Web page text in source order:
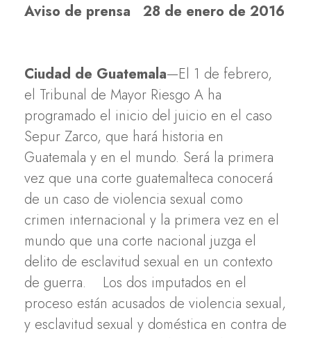
Aviso de prensa 28 de enero de 2016
Ciudad de Guatemala—El 1 de febrero,
el Tribunal de Mayor Riesgo A ha
programado el inicio del juicio en el caso
Sepur Zarco, que hará historia en
Guatemala y en el mundo. Será la primera
vez que una corte guatemalteca conocerá
de un caso de violencia sexual como
crimen internacional y la primera vez en el
mundo que una corte nacional juzga el
delito de esclavitud sexual en un contexto
de guerra. Los dos imputados en el
proceso están acusados de violencia sexual,
y esclavitud sexual y doméstica en contra de